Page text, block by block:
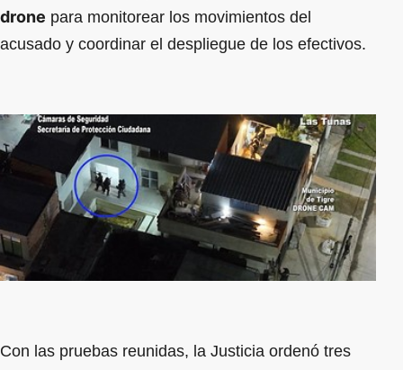
drone para monitorear los movimientos del
acusado y coordinar el despliegue de los efectivos.
Con las pruebas reunidas, la Justicia ordenó tres